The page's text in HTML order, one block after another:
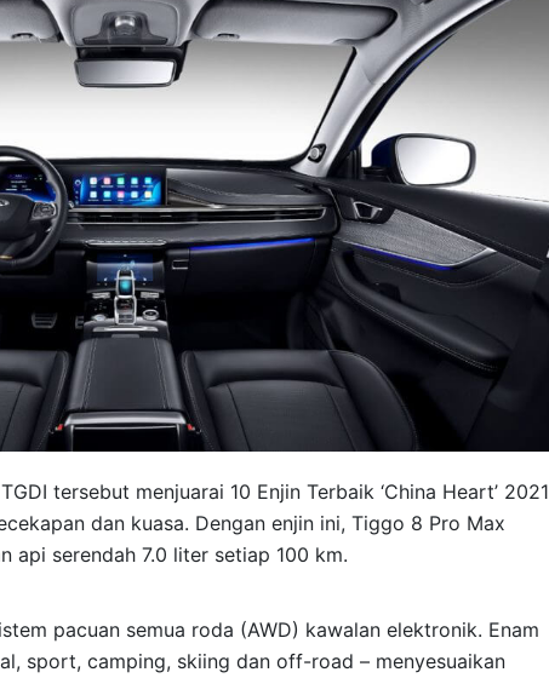
tersebut menjuarai 10 Enjin Terbaik ‘China Heart’ 2021
dan kuasa. Dengan enjin ini, Tiggo 8 Pro Max
api serendah 7.0 liter setiap 100 km.
pacuan semua roda (AWD) kawalan elektronik. Enam
sport, camping, skiing dan off-road – menyesuaikan